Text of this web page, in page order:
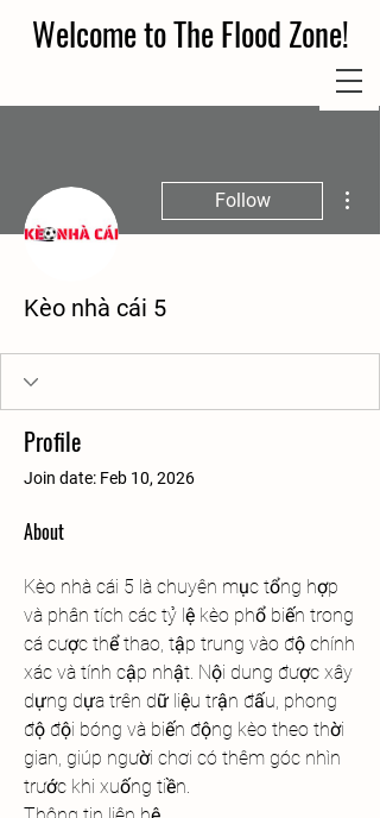
Welcome to The Flood Zone!
Follow
Kèo nhà cái 5
Profile
Join date: Feb 10, 2026
About
Kèo nhà cái 5 là chuyên mục tổng hợp
và phân tích các tỷ lệ kèo phổ biến trong
cá cược thể thao, tập trung vào độ chính
xác và tính cập nhật. Nội dung được xây
dựng dựa trên dữ liệu trận đấu, phong
độ đội bóng và biến động kèo theo thời
gian, giúp người chơi có thêm góc nhìn
trước khi xuống tiền.